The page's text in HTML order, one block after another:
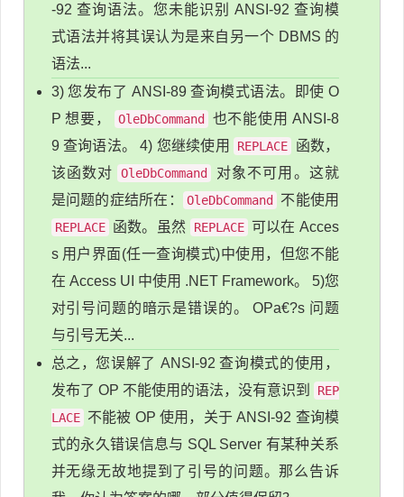
-92 查询语法。您未能识别 ANSI-92 查询模
式语法并将其误认为是来自另一个 DBMS 的
语法...
3) 您发布了 ANSI-89 查询模式语法。即使 O
P 想要，
OleDbCommand 也不能使用 ANSI-8
9 查询语法。 4) 您继续使用
REPLACE
函数，
该函数对
OleDbCommand
对象不可用。这就
是问题的症结所在：
OleDbCommand 不能使用
REPLACE 函数。虽然 REPLACE 可以在 Acces
s 用户界面(任一查询模式)中使用，但您不能
在 Access UI 中使用 .NET Framework。 5)您
对引号问题的暗示是错误的。 OPa€?s 问题
与引号无关...
总之，您误解了 ANSI-92 查询模式的使用，
发布了 OP 不能使用的语法，没有意识到
REP
LACE 不能被 OP 使用，关于 ANSI-92 查询模
式的永久错误信息与 SQL Server 有某种关系
并无缘无故地提到了引号的问题。那么告诉